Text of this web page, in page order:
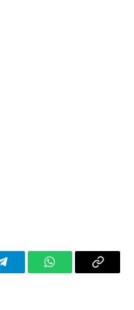
TelegramWhatsAppCopy